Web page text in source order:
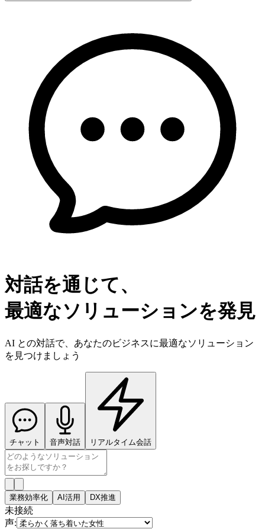
対話を通じて、
最適なソリューションを発見
AI との対話で、あなたのビジネスに最適なソリューション
を見つけましょう
チャット 音声対話 リアルタイム会話
業務効率化 AI活用 DX推進
未接続
声: